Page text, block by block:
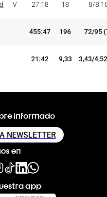
V 27:18 18 8/8
455:47 196 72/95
21:42 9,33 3,43/
informado
NEWSLETTER
en
app